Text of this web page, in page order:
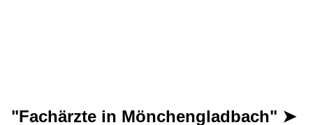
"Fachärzte in Mönchengladbach" ➤